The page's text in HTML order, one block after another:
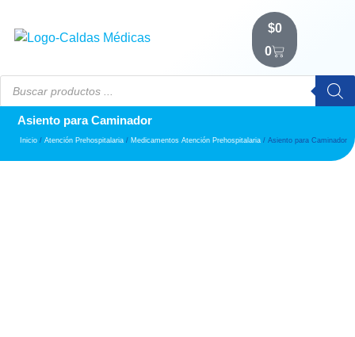
$0
0
Asiento para Caminador
Inicio / Atención Prehospitalaria / Medicamentos Atención Prehospitalaria / Asiento para Caminador